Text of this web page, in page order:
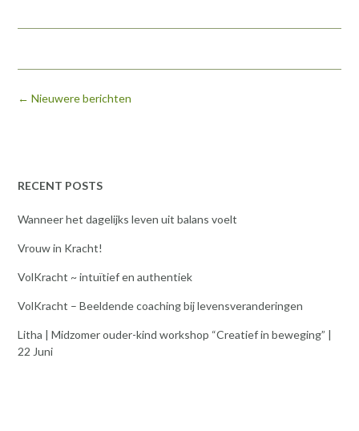
Berichten
← Nieuwere berichten
RECENT POSTS
Wanneer het dagelijks leven uit balans voelt
Vrouw in Kracht!
VolKracht ~ intuïtief en authentiek
VolKracht – Beeldende coaching bij levensveranderingen
Litha | Midzomer ouder-kind workshop “Creatief in beweging” |
22 Juni